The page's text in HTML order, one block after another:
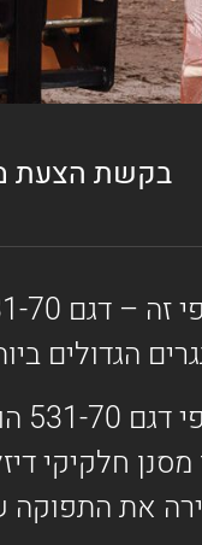
בקשת הצעת
הגדולים
את התפוקה